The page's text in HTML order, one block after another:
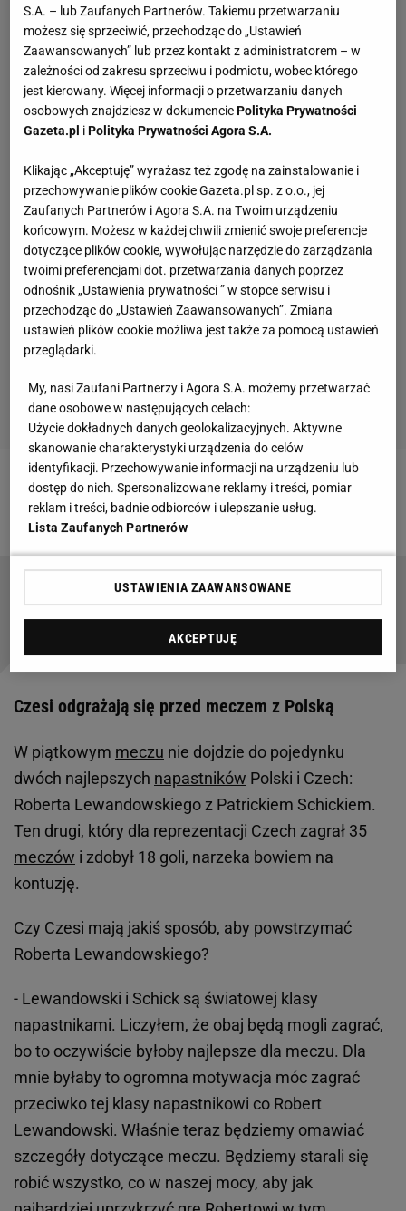
Zobacz wideoTo dlatego Lewandowski nie pojawił
się na konferencji
Świerczewski wraca do oktagonu. Jego trener
wskazał rywala. "Jest na mojej czarnej liście"
Czesi odgrażają się przed meczem z Polską
W piątkowym meczu nie dojdzie do pojedynku
dwóch najlepszych napastników Polski i Czech:
Roberta Lewandowskiego z Patrickiem Schickiem.
Ten drugi, który dla reprezentacji Czech zagrał 35
meczów i zdobył 18 goli, narzeka bowiem na
kontuzję.
Czy Czesi mają jakiś sposób, aby powstrzymać
Roberta Lewandowskiego?
- Lewandowski i Schick są światowej klasy
napastnikami. Liczyłem, że obaj będą mogli zagrać,
bo to oczywiście byłoby najlepsze dla meczu. Dla
mnie byłaby to ogromna motywacja móc zagrać
przeciwko tej klasy napastnikowi co Robert
Lewandowski. Właśnie teraz będziemy omawiać
szczegóły dotyczące meczu. Będziemy starali się
robić wszystko, co w naszej mocy, aby jak
S.A. – lub Zaufanych Partnerów. Takiemu przetwarzaniu
możesz się sprzeciwić, przechodząc do „Ustawień
Zaawansowanych” lub przez kontakt z administratorem – w
zależności od zakresu sprzeciwu i podmiotu, wobec którego
jest kierowany. Więcej informacji o przetwarzaniu danych
osobowych znajdziesz w dokumenciePolityka Prywatności
Gazeta.pl iPolityka Prywatności Agora S.A.
Klikając „Akceptuję” wyrażasz też zgodę na zainstalowanie i
przechowywanie plików cookie Gazeta.pl sp. z o.o., jej
Zaufanych Partnerów i Agora S.A. na Twoim urządzeniu
końcowym. Możesz w każdej chwili zmienić swoje preferencje
dotyczące plików cookie, wywołując narzędzie do zarządzania
twoimi preferencjami dot. przetwarzania danych poprzez
odnośnik „Ustawienia prywatności ” w stopce serwisu i
przechodząc do „Ustawień Zaawansowanych”. Zmiana
ustawień plików cookie możliwa jest także za pomocą ustawień
przeglądarki.
My, nasi Zaufani Partnerzy i Agora S.A. możemy przetwarzać
dane osobowe w następujących celach:
Użycie dokładnych danych geolokalizacyjnych. Aktywne
skanowanie charakterystyki urządzenia do celów
identyfikacji. Przechowywanie informacji na urządzeniu lub
dostęp do nich. Spersonalizowane reklamy i treści, pomiar
reklam i treści, badnie odbiorców i ulepszanie usług.
Lista Zaufanych Partnerów
USTAWIENIA ZAAWANSOWANE
AKCEPTUJĘ